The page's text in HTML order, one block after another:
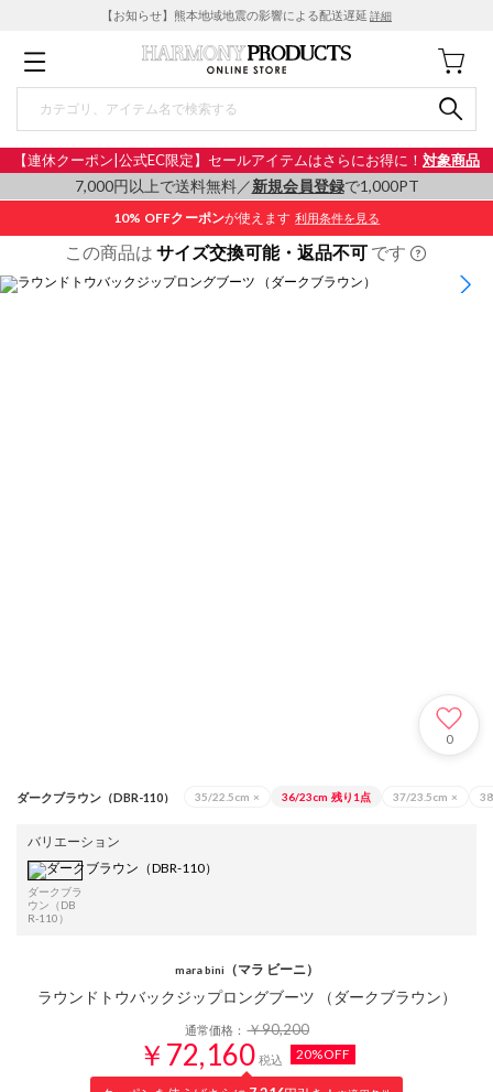
【お知らせ】熊本地域地震の影響による配送遅延 詳細
【連休クーポン|公式EC限定】セールアイテムはさらにお得に！ 対象商品
7,000円以上で送料無料／新規会員登録で1,000PT
10% OFFクーポンが使えます 利用条件を見る
この商品は サイズ交換可能・返品不可 です
1/7
0
ダークブラウン（DBR-110） 35/22.5cm × 36/23cm 残り1点 37/23.5cm ×
バリエーション
ダークブラ
ウン（DB
R-110）
mara bini （マラ ビーニ）
ラウンドトウバックジップロングブーツ （ダークブラウン）
通常価格：￥90,200
￥72,160 税込 20%OFF